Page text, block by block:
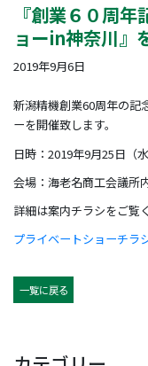
『創業６０周
ョーin神奈川』
2019年9月6日
新潟精機創業60周年の記
ーを開催致します。
日時：2019年9月25日（
会場：海老名商工会議
詳細は案内チラシをご覧
プライベートショーチラ
一覧に戻る